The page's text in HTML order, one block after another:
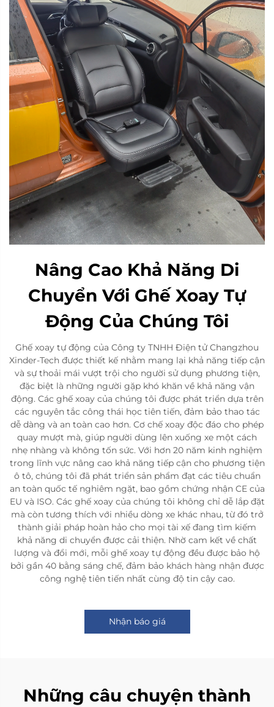
Nâng Cao Khả Năng Di
Chuyển Với Ghế Xoay Tự
Động Của Chúng Tôi
Ghế xoay tự động của Công ty TNHH Điện tử Changzhou
Xinder-Tech được thiết kế nhằm mang lại khả năng tiếp cận
và sự thoải mái vượt trội cho người sử dụng phương tiện,
đặc biệt là những người gặp khó khăn về khả năng vận
động. Các ghế xoay của chúng tôi được phát triển dựa trên
các nguyên tắc công thái học tiên tiến, đảm bảo thao tác
dễ dàng và an toàn cao hơn. Cơ chế xoay độc đáo cho phép
quay mượt mà, giúp người dùng lên xuống xe một cách
nhẹ nhàng và không tốn sức. Với hơn 20 năm kinh nghiệm
trong lĩnh vực nâng cao khả năng tiếp cận cho phương tiện
ô tô, chúng tôi đã phát triển sản phẩm đạt các tiêu chuẩn
an toàn quốc tế nghiêm ngặt, bao gồm chứng nhận CE của
EU và ISO. Các ghế xoay của chúng tôi không chỉ dễ lắp đặt
mà còn tương thích với nhiều dòng xe khác nhau, từ đó trở
thành giải pháp hoàn hảo cho mọi tài xế đang tìm kiếm
khả năng di chuyển được cải thiện. Nhờ cam kết về chất
lượng và đổi mới, mỗi ghế xoay tự động đều được bảo hộ
bởi gần 40 bằng sáng chế, đảm bảo khách hàng nhận được
công nghệ tiên tiến nhất cùng độ tin cậy cao.
Nhận báo giá
Những câu chuyện thành